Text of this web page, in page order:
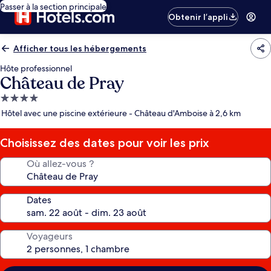
Passer à la section principale
Obtenir l’appli
Afficher tous les hébergements
Hôte professionnel
Château de Pray
Hébergement
4.0 étoiles
Hôtel avec une piscine extérieure - Château d'Amboise à 2,6 km
Choisissez des dates pour voir les prix
Où allez-vous ?
Dates
Voyageurs